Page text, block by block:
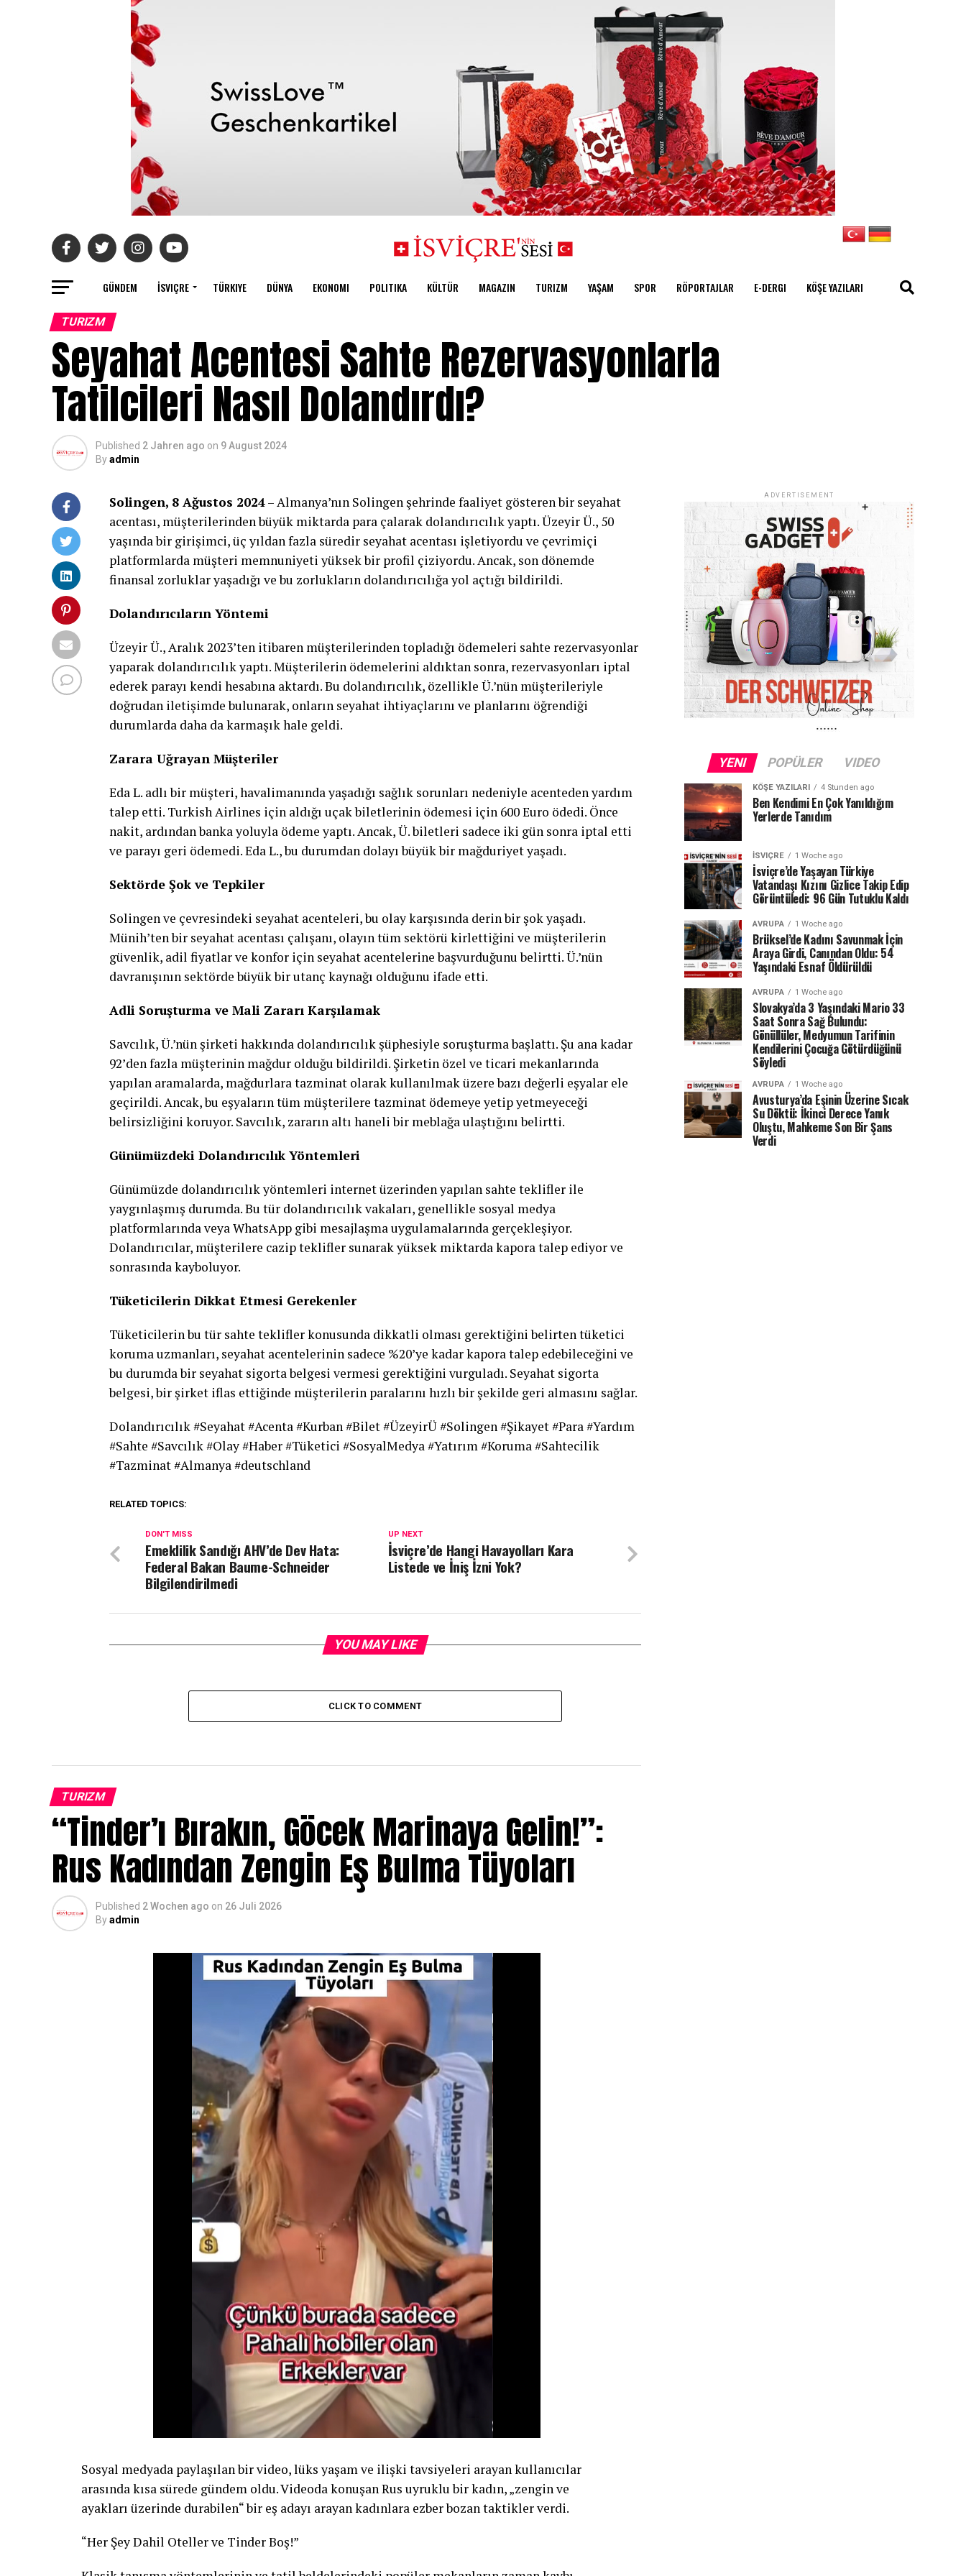
GÜNDEM İSVIÇRE TÜRKIYE DÜNYA EKONOMI POLITIKA KÜLTÜR MAGAZIN TURIZM YAŞAM SPOR RÖPORTAJLAR E-DERGI KÖŞE YAZILARI
TURIZM
Seyahat Acentesi Sahte Rezervasyonlarla
Tatilcileri Nasıl Dolandırdı?
Published 2 Jahren ago on 9 August 2024
Byadmin
Solingen, 8 Ağustos 2024– Almanya’nın Solingen şehrinde faaliyet gösteren bir seyahat
acentası, müşterilerinden büyük miktarda para çalarak dolandırıcılık yaptı. Üzeyir Ü., 50
yaşında bir girişimci, üç yıldan fazla süredir seyahat acentası işletiyordu ve çevrimiçi
platformlarda müşteri memnuniyeti yüksek bir profil çiziyordu. Ancak, son dönemde
finansal zorluklar yaşadığı ve bu zorlukların dolandırıcılığa yol açtığı bildirildi.
Dolandırıcıların Yöntemi
Üzeyir Ü., Aralık 2023’ten itibaren müşterilerinden topladığı ödemeleri sahte rezervasyonlar
yaparak dolandırıcılık yaptı. Müşterilerin ödemelerini aldıktan sonra, rezervasyonları iptal
ederek parayı kendi hesabına aktardı. Bu dolandırıcılık, özellikle Ü.’nün müşterileriyle
doğrudan iletişimde bulunarak, onların seyahat ihtiyaçlarını ve planlarını öğrendiği
durumlarda daha da karmaşık hale geldi.
Zarara Uğrayan Müşteriler
Eda L. adlı bir müşteri, havalimanında yaşadığı sağlık sorunları nedeniyle acenteden yardım
talep etti. Turkish Airlines için aldığı uçak biletlerinin ödemesi için 600 Euro ödedi. Önce
nakit, ardından banka yoluyla ödeme yaptı. Ancak, Ü. biletleri sadece iki gün sonra iptal etti
ve parayı geri ödemedi. Eda L., bu durumdan dolayı büyük bir mağduriyet yaşadı.
Sektörde Şok ve Tepkiler
Solingen ve çevresindeki seyahat acenteleri, bu olay karşısında derin bir şok yaşadı.
Münih’ten bir seyahat acentası çalışanı, olayın tüm sektörü kirlettiğini ve müşterilerin
güvenlik, adil fiyatlar ve konfor için seyahat acentelerine başvurduğunu belirtti. Ü.’nün
davranışının sektörde büyük bir utanç kaynağı olduğunu ifade etti.
Adli Soruşturma ve Mali Zararı Karşılamak
Savcılık, Ü.’nün şirketi hakkında dolandırıcılık şüphesiyle soruşturma başlattı. Şu ana kadar
92’den fazla müşterinin mağdur olduğu bildirildi. Şirketin özel ve ticari mekanlarında
yapılan aramalarda, mağdurlara tazminat olarak kullanılmak üzere bazı değerli eşyalar ele
geçirildi. Ancak, bu eşyaların tüm müşterilere tazminat ödemeye yetip yetmeyeceği
belirsizliğini koruyor. Savcılık, zararın altı haneli bir meblağa ulaştığını belirtti.
Günümüzdeki Dolandırıcılık Yöntemleri
Günümüzde dolandırıcılık yöntemleri internet üzerinden yapılan sahte teklifler ile
yaygınlaşmış durumda. Bu tür dolandırıcılık vakaları, genellikle sosyal medya
platformlarında veya WhatsApp gibi mesajlaşma uygulamalarında gerçekleşiyor.
Dolandırıcılar, müşterilere cazip teklifler sunarak yüksek miktarda kapora talep ediyor ve
sonrasında kayboluyor.
Tüketicilerin Dikkat Etmesi Gerekenler
Tüketicilerin bu tür sahte teklifler konusunda dikkatli olması gerektiğini belirten tüketici
koruma uzmanları, seyahat acentelerinin sadece %20’ye kadar kapora talep edebileceğini ve
bu durumda bir seyahat sigorta belgesi vermesi gerektiğini vurguladı. Seyahat sigorta
belgesi, bir şirket iflas ettiğinde müşterilerin paralarını hızlı bir şekilde geri almasını sağlar.
Dolandırıcılık #Seyahat #Acenta #Kurban #Bilet #ÜzeyirÜ #Solingen #Şikayet #Para #Yardım
#Sahte #Savcılık #Olay #Haber #Tüketici #SosyalMedya #Yatırım #Koruma #Sahtecilik
#Tazminat #Almanya #deutschland
RELATED TOPICS:
UP NEXT
İsviçre’de Hangi Havayolları Kara
Listede ve İniş İzni Yok?
DON'T MISS
Emeklilik Sandığı AHV’de Dev Hata:
Federal Bakan Baume-Schneider
Bilgilendirilmedi
YOU MAY LIKE
CLICK TO COMMENT
TURIZM
“Tinder’ı Bırakın, Göcek Marinaya Gelin!”:
Rus Kadından Zengin Eş Bulma Tüyoları
Published 2 Wochen ago on 26 Juli 2026
Byadmin
Sosyal medyada paylaşılan bir video, lüks yaşam ve ilişki tavsiyeleri arayan kullanıcılar
arasında kısa sürede gündem oldu. Videoda konuşan Rus uyruklu bir kadın, „zengin ve
ayakları üzerinde durabilen“ bir eş adayı arayan kadınlara ezber bozan taktikler verdi.
“Her Şey Dahil Oteller ve Tinder Boş!”
ADVERTISEMENT
YENI POPÜLER VIDEO
KÖŞE YAZILARI 4 Stunden ago
Ben Kendimi En Çok Yanıldığım
Yerlerde Tanıdım
İSVIÇRE 1 Woche ago
İsviçre’de Yaşayan Türkiye
Vatandaşı Kızını Gizlice Takip Edip
Görüntüledi: 96 Gün Tutuklu Kaldı
AVRUPA 1 Woche ago
Brüksel’de Kadını Savunmak İçin
Araya Girdi, Canından Oldu: 54
Yaşındaki Esnaf Öldürüldü
AVRUPA 1 Woche ago
Slovakya’da 3 Yaşındaki Mario 33
Saat Sonra Sağ Bulundu:
Gönüllüler, Medyumun Tarifinin
Kendilerini Çocuğa Götürdüğünü
Söyledi
AVRUPA 1 Woche ago
Avusturya’da Eşinin Üzerine Sıcak
Su Döktü: İkinci Derece Yanık
Oluştu, Mahkeme Son Bir Şans
Verdi